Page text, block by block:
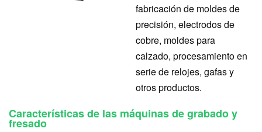
fabricación de moldes de
precisión, electrodos de
cobre, moldes para
calzado, procesamiento en
serie de relojes, gafas y
otros productos.
Características de las máquinas de grabado y
fresado